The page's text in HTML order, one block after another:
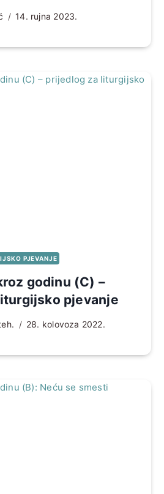
14. rujna 2023.
PJEVANJE
godinu (C) –
pjevanje
28. kolovoza 2022.